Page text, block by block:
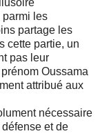
parmi les
partage les
cette partie, un
pas leur
Oussama
attribué aux
nécessaire
et de